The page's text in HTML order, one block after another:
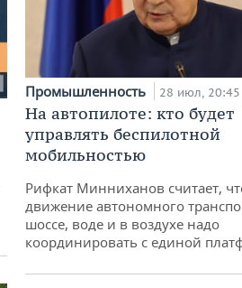
Промышленность 28 июл, 20:45
На автопилоте: кто будет
управлять беспилотной
мобильностью
Рифкат Минниханов считает,
движение автономного
шоссе, воде и в воздухе надо
координировать с единой